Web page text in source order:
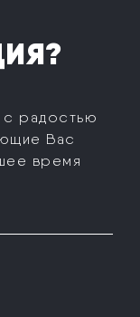
с радостью
Вас
время